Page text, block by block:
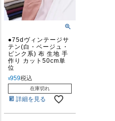
●75dヴィンテージサ
テン(白・ベージュ・
ピンク系) 布 生地 手
作り カット50cm単
位
¥959税込
在庫切れ
詳細を見る